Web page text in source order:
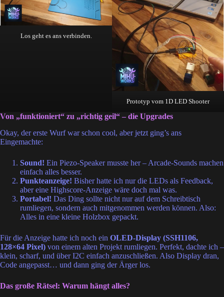
Los geht es ans verbinden.
Prototyp vom 1D LED Shooter
Von „funktioniert“ zu „richtig geil“ – die Upgrades
Okay, der erste Wurf war schon cool, aber jetzt ging’s ans
Eingemachte:
Sound! Ein Piezo-Speaker musste her – Arcade-Sounds machen
einfach alles besser.
Punkteanzeige! Bisher hatte ich nur die LEDs als Feedback,
aber eine Highscore-Anzeige wäre doch mal was.
Portabel! Das Ding sollte nicht nur auf dem Schreibtisch
rumliegen, sondern auch mitgenommen werden können. Also:
Alles in eine kleine Holzbox gepackt.
Für die Anzeige hatte ich noch ein OLED-Display (SSH1106,
128×64 Pixel) von einem alten Projekt rumliegen. Perfekt, dachte ich –
klein, scharf, und über I2C einfach anzuschließen. Also Display dran,
Code angepasst… und dann ging der Ärger los.
Das große Rätsel: Warum hängt alles?